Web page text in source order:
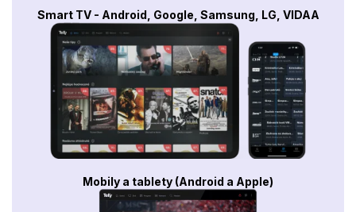
Smart TV - Android, Google, Samsung, LG, VIDAA
Mobily a tablety (Android a Apple)